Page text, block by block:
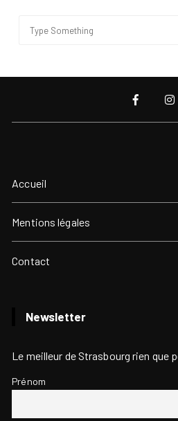
Accueil
Mentions légales
Contact
Newsletter
Le meilleur de Strasbourg rien que
Prénom